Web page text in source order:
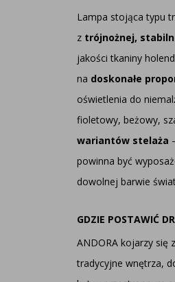
Lampa stojąca typu
z trójnożnej,
jakości tkaniny
na doskonałe
oświetlenia do
fioletowy, beżowy,
wariantów stelaża
powinna być
dowolnej barwie
GDZIE POSTAWIĆ
ANDORA kojarzy się
tradycyjne wnętrza,